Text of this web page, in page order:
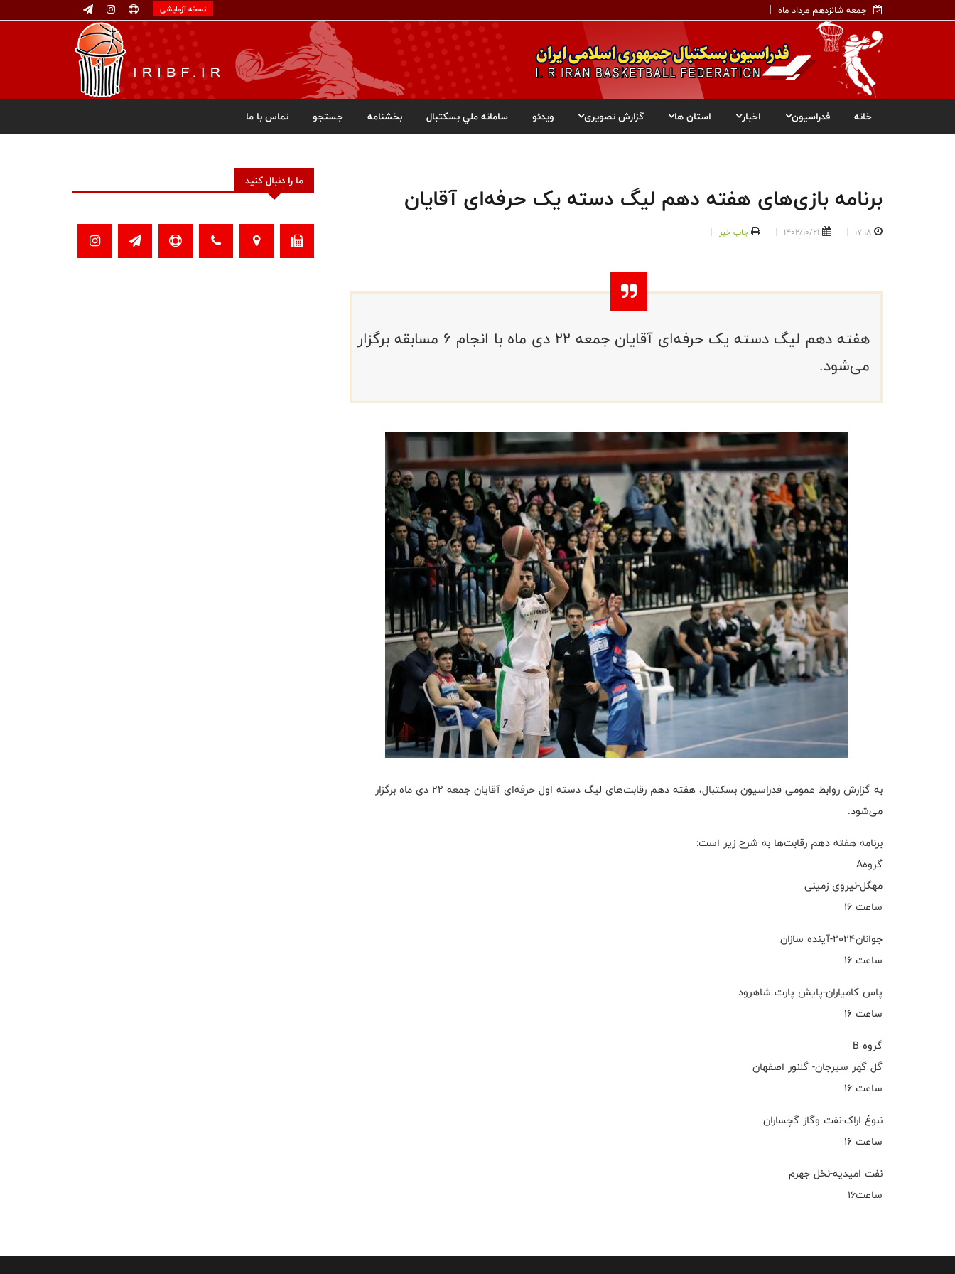
جمعه شانزدهم مرداد ماه نسخه آزمایشی
خانه فدراسیون اخبار استان ها گزارش تصویری ویدئو سامانه ملي بسکتبال بخشنامه جستجو تماس با ما
برنامه بازی‌های هفته دهم لیگ دسته یک حرفه‌ای آقایان
17:18
1402/10/21 چاپ خبر
هفته دهم لیگ دسته یک حرفه‌ای آقایان جمعه ۲۲ دی ماه با انجام ۶ مسابقه برگزار
می‌شود.
به گزارش روابط عمومی فدراسیون بسکتبال، هفته دهم رقابت‌های لیگ دسته اول حرفه‌ای آقایان جمعه ۲۲ دی ماه برگزار
می‌شود.
برنامه هفته دهم رقابت‌ها به شرح زیر است:
گروهA
مهگل-نیروی زمینی
ساعت ۱۶
جوانان۲۰۲۴-آینده سازان
ساعت ۱۶
پاس کامیاران-پایش پارت شاهرود
ساعت ۱۶
گروه B
گل گهر سیرجان- گلنور اصفهان
ساعت ۱۶
نبوغ اراک-نفت وگاز گچساران
ساعت ۱۶
نفت امیدیه-نخل جهرم
ساعت۱۶
ما را دنبال کنید